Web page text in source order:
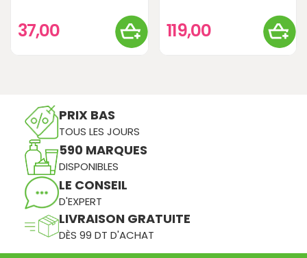
37,00 119,00
PRIX BAS
TOUS LES JOURS
590 MARQUES
DISPONIBLES
LE CONSEIL
D'EXPERT
LIVRAISON GRATUITE
DÈS 99 DT D'ACHAT